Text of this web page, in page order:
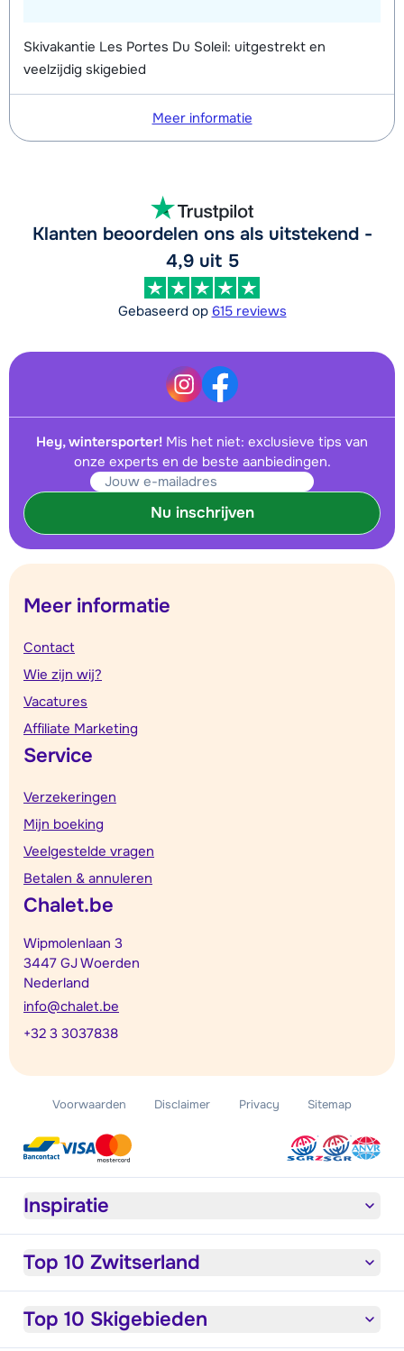
Skivakantie Les Portes Du Soleil: uitgestrekt en
veelzijdig skigebied
Meer informatie
Klanten beoordelen ons als uitstekend -
4,9 uit 5
Gebaseerd op 615 reviews
Hey, wintersporter! Mis het niet: exclusieve tips van
onze experts en de beste aanbiedingen.
Nu inschrijven
Meer informatie
Contact
Wie zijn wij?
Vacatures
Affiliate Marketing
Service
Verzekeringen
Mijn boeking
Veelgestelde vragen
Betalen & annuleren
Chalet.be
Wipmolenlaan 3
3447 GJ Woerden
Nederland
info@chalet.be
+32 3 3037838
Voorwaarden Disclaimer Privacy Sitemap
Inspiratie
Top 10 Zwitserland
Top 10 Skigebieden